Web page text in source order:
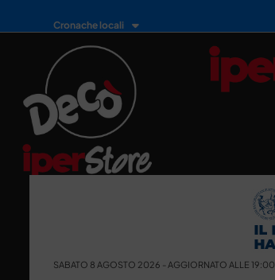
Cronache locali
SABATO 8 AGOSTO 2026 - AGGIORNATO ALLE 19:00